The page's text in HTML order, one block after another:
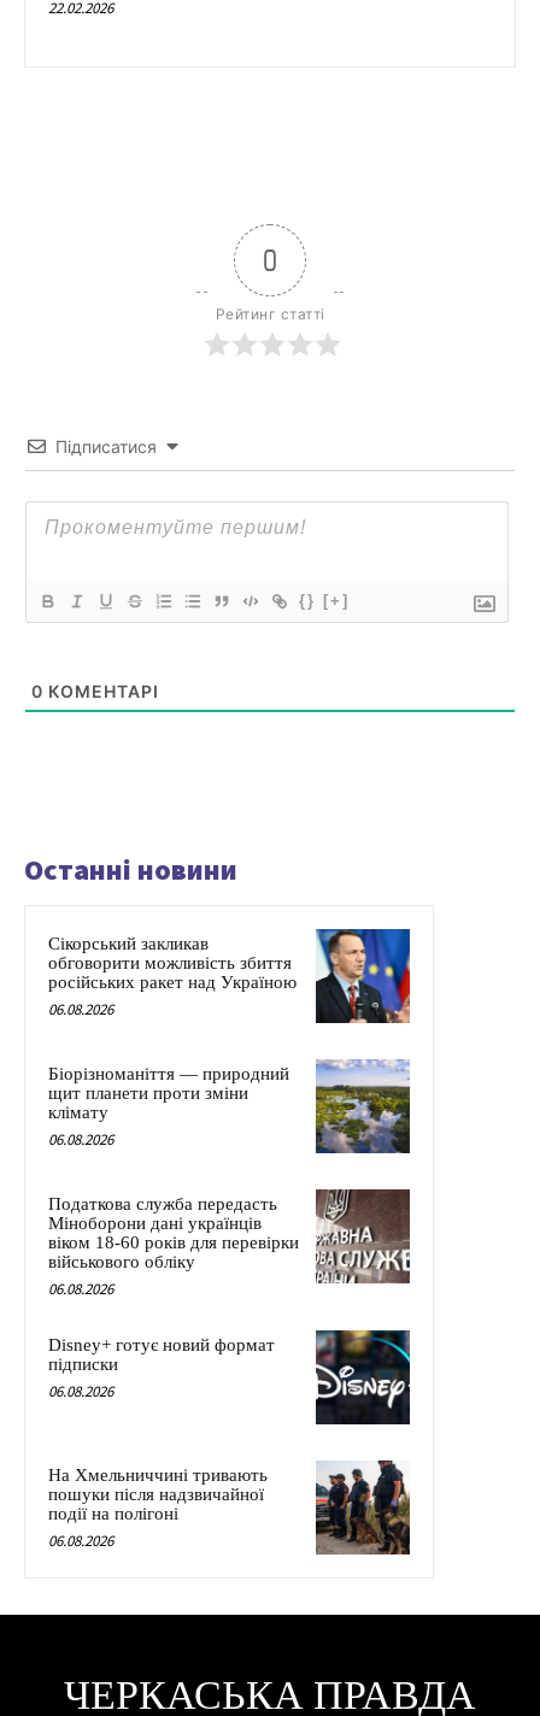
22.02.2026
0
Рейтинг статті
Підписатися
{} [+]
0 КОМЕНТАРІ
Останні новини
Сікорський закликав
обговорити можливість збиття
російських ракет над Україною
06.08.2026
Біорізноманіття — природний
щит планети проти зміни
клімату
06.08.2026
Податкова служба передасть
Міноборони дані українців
віком 18-60 років для перевірки
військового обліку
06.08.2026
Disney+ готує новий формат
підписки
06.08.2026
На Хмельниччині тривають
пошуки після надзвичайної
події на полігоні
06.08.2026
ЧЕРКАСЬКА ПРАВДА